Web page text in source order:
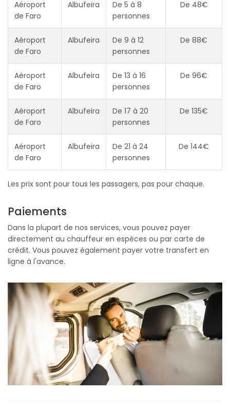
Aéroport
de Faro
Albufeira
De 5 à 8
personnes
De 48€
Aéroport
de Faro
Albufeira
De 9 à 12
personnes
De 88€
Aéroport
de Faro
Albufeira
De 13 à 16
personnes
De 96€
Aéroport
de Faro
Albufeira
De 17 à 20
personnes
De 135€
Aéroport
de Faro
Albufeira
De 21 à 24
personnes
De 144€
Les prix sont pour tous les passagers, pas pour chaque.
Paiements
Dans la plupart de nos services, vous pouvez payer
directement au chauffeur en espèces ou par carte de
crédit. Vous pouvez également payer votre transfert en
ligne à l'avance.